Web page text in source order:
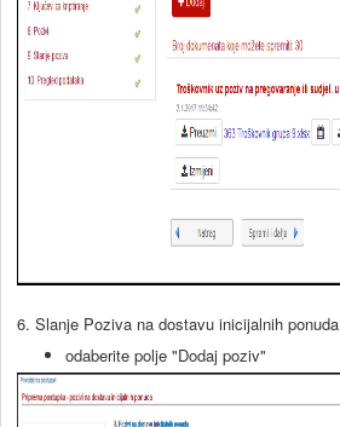
6. Slanje Poziva na dostavu inicijalnih ponuda
odaberite polje "Dodaj poziv"